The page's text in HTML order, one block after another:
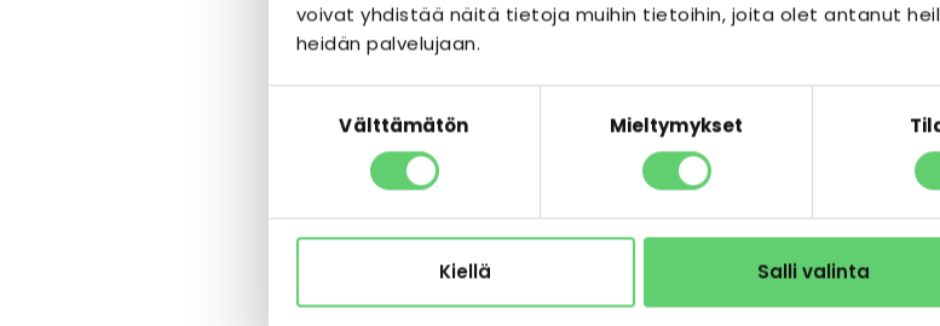
voivat yhdistää näitä tietoja muihin tietoihin, joita olet antanut
heidän palvelujaan.
Välttämätön Mieltymykset
Kiellä Salli valinta
3.3 Verkkosivuston kävijätiedot
IP-osoite
Käyttäytymistiedot sivustollamme
Evästeiden kautta kerättävät tiedot
3.4 Yhteydenottolomakkeen kautta kerättävät
Nimi